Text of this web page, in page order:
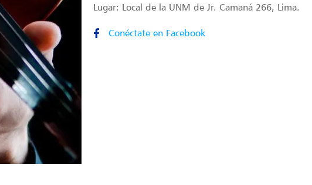
Lugar: Local de la UNM de Jr. Camaná 266, Lima.
Conéctate en Facebook